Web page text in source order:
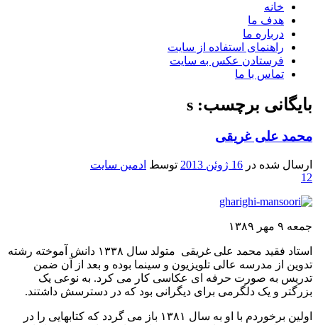
خانه
هدف ما
درباره ما
راهنمای استفاده از سایت
فرستادن عکس به سایت
تماس با ما
بایگانی برچسب: s
محمد علی غریقی
ارسال شده در 16 ژوئن 2013 توسط ادمین سایت
12
جمعه ۹ مهر ۱۳۸۹
استاد فقید محمد علی غریقی متولد سال ۱۳۳۸ دانش آموخته رشته
تدوین از مدرسه عالی تلویزیون و سینما بوده و بعد از آن ضمن
تدریس به صورت حرفه ای عکاسی کار می کرد. به نوعی یک
بزرگتر و یک دلگرمی برای دیگرانی بود که در دسترسش داشتند.
اولین برخوردم با او به سال ۱۳۸۱ باز می گردد که کتابهایی را در